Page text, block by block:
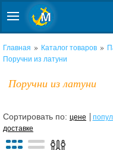
Главная » Каталог товаров »
Поручни из латуни
Поручни из латуни
Сортировать по: цене
доставке